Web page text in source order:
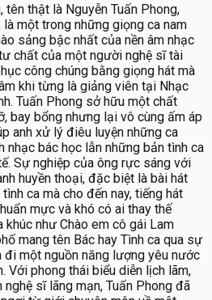
tên thật là Nguyễn Tuấn Phong,
một trong những giọng ca nam
sảng bậc nhất của nền âm nhạc
chất của một người nghệ sĩ tài
công chúng bằng giọng hát mà
khi từng là giảng viên tại Nhạc
Tuấn Phong sở hữu một chất
bay bổng nhưng lại vô cùng ấm áp
anh xử lý điêu luyện những ca
nhạc bác học lẫn những bản tình ca
Sự nghiệp của ông rực sáng với
huyền thoại, đặc biệt là bài hát
ca mà cho đến nay, tiếng hát
mực và khó có ai thay thế
như Chào em cô gái Lam
mang tên Bác hay Tình ca qua sự
đi một nguồn năng lượng yêu nước
Với phong thái biểu diễn lịch lãm,
sĩ lãng mạn, Tuấn Phong đã